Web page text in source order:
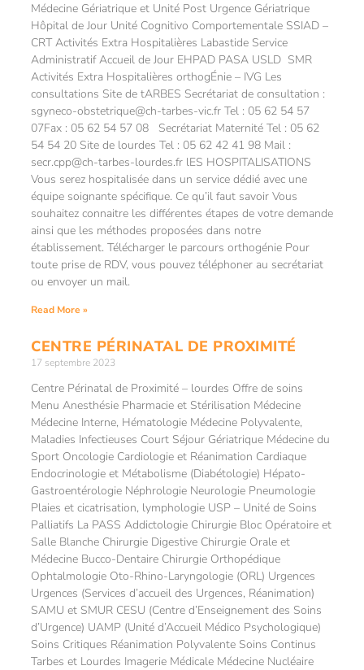
Médecine Gériatrique et Unité Post Urgence Gériatrique
Hôpital de Jour Unité Cognitivo Comportementale SSIAD –
CRT Activités Extra Hospitalières Labastide Service
Administratif Accueil de Jour EHPAD PASA USLD SMR
Activités Extra Hospitalières orthogÉnie – IVG Les
consultations Site de tARBES Secrétariat de consultation :
sgyneco-obstetrique@ch-tarbes-vic.fr Tel : 05 62 54 57
07Fax : 05 62 54 57 08 Secrétariat Maternité Tel : 05 62
54 54 20 Site de lourdes Tel : 05 62 42 41 98 Mail :
secr.cpp@ch-tarbes-lourdes.fr lES HOSPITALISATIONS
Vous serez hospitalisée dans un service dédié avec une
équipe soignante spécifique. Ce qu’il faut savoir​ Vous
souhaitez connaitre les différentes étapes de votre demande
ainsi que les méthodes proposées dans notre
établissement. Télécharger le parcours orthogénie Pour
toute prise de RDV, vous pouvez téléphoner au secrétariat
ou envoyer un mail.
Read More »
CENTRE PÉRINATAL DE PROXIMITÉ
17 septembre 2023
Centre Périnatal de Proximité – lourdes Offre de soins
Menu Anesthésie Pharmacie et Stérilisation Médecine
Médecine Interne, Hématologie Médecine Polyvalente,
Maladies Infectieuses Court Séjour Gériatrique Médecine du
Sport Oncologie Cardiologie et Réanimation Cardiaque
Endocrinologie et Métabolisme (Diabétologie) Hépato-
Gastroentérologie Néphrologie Neurologie Pneumologie
Plaies et cicatrisation, lymphologie USP – Unité de Soins
Palliatifs La PASS Addictologie Chirurgie Bloc Opératoire et
Salle Blanche Chirurgie Digestive Chirurgie Orale et
Médecine Bucco-Dentaire Chirurgie Orthopédique
Ophtalmologie Oto-Rhino-Laryngologie (ORL) Urgences
Urgences (Services d’accueil des Urgences, Réanimation)
SAMU et SMUR CESU (Centre d’Enseignement des Soins
d’Urgence) UAMP (Unité d’Accueil Médico Psychologique)
Soins Critiques Réanimation Polyvalente Soins Continus
Tarbes et Lourdes Imagerie Médicale Médecine Nucléaire